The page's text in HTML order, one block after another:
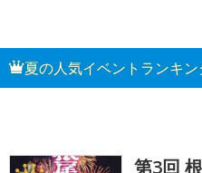
夏の人気イベントランキン
第3回